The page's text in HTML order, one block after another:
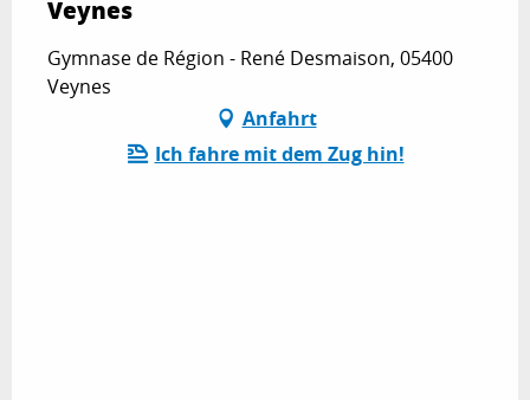
Veynes
Gymnase de Région - René Desmaison, 05400
Veynes
Anfahrt
Ich fahre mit dem Zug hin!